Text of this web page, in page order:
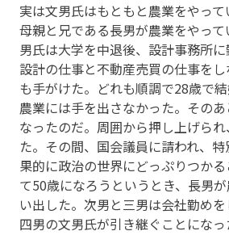
実は文男氏はもともと農業をやって
母親と兄である長男が農業をやっ
男氏は大学を中退後、設計事務所に
設計の仕事と不動産売買の仕事を
も手がけた。どれも順調で28歳で
農業には手を出さなかった。その
なったのだ。周囲から押し上げら
た。その間、国会議員に請われ、
果的に政治の世界にどっぷりつか
て50歳になろうというとき、長男
い出した。次男と三男は会社勤め
四男の文男氏が引き継ぐことになっ